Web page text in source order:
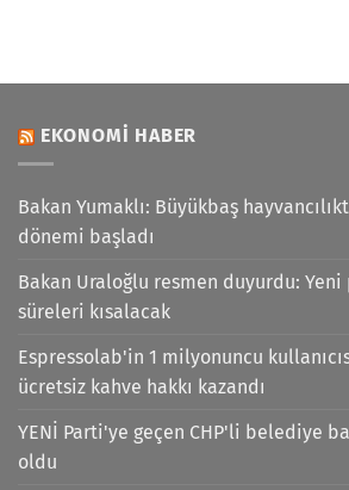
EKONOMI HABER
Bakan Yumaklı: Büyükbaş
dönemi başladı
Bakan Uraloğlu resmen duyurdu: Yeni
süreleri kısalacak
Espressolab'in 1 milyonuncu
ücretsiz kahve hakkı kazandı
YENİ Parti'ye geçen CHP'li belediye
oldu